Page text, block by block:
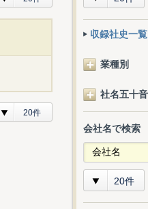
20件
収録社史一覧
業種別
社名五十
会社名で検索
20件